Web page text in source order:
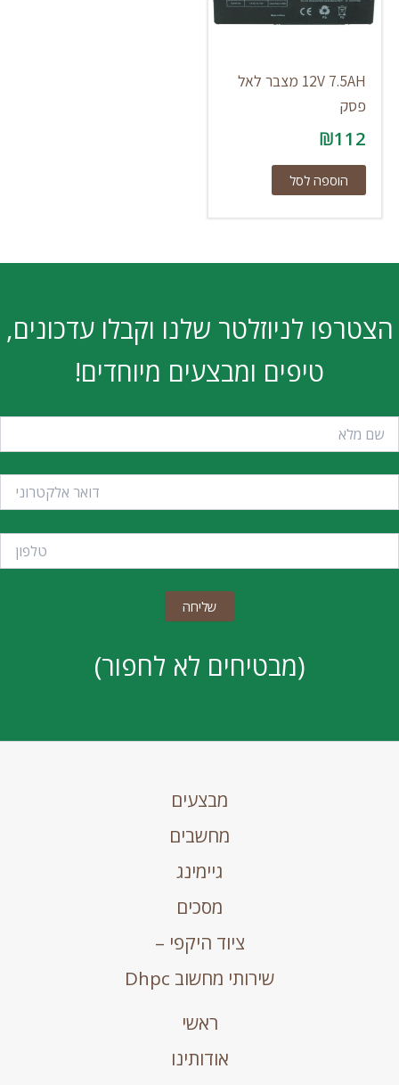
12V 7.5AH מצבר לאל
פסק
₪112
הוספה לסל
הצטרפו לניוזלטר שלנו וקבלו עדכונים,
טיפים ומבצעים מיוחדים!
(מבטיחים לא לחפור)
מבצעים
מחשבים
גיימינג
מסכים
ציוד היקפי –
שירותי מחשוב Dhpc
ראשי
אודותינו